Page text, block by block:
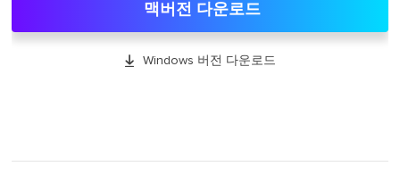
맥버전 다운로드
 Windows 버전 다운로드